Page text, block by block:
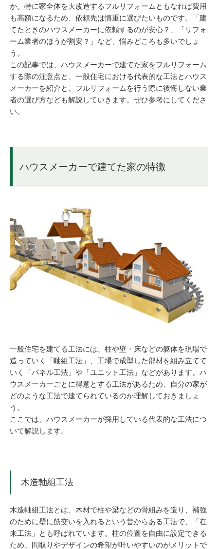
か。特に家全体を大改造するフルリフォームともなれば費用
も高額になるため、依頼先は慎重に選びたいものです。「建
てたときのハウスメーカーに依頼するのが安心？」「リフォ
ーム業者のほうが割安？」など、悩みどころも多いでしょ
う。
この記事では、ハウスメーカーで建てた家をフルリフォーム
する際の注意点と、一般住宅における代表的な工法とハウス
メーカーを紹介と、フルリフォームを行う際に後悔しない業
者の選び方なども解説していきます。ぜひ参考にしてくださ
い。
ハウスメーカーで建てた家の特徴
一般住宅を建てる工法には、柱や壁・床などの躯体を現場で
造っていく「軸組工法」、工場で成型した部材を組み立てて
いく「パネル工法」や「ユニット工法」などがあります。ハ
ウスメーカーごとに得意とする工法があるため、自分の家が
どのような工法で建てられているのか理解しておきましょ
う。
ここでは、ハウスメーカーが採用している代表的な工法につ
いて解説します。
木造軸組工法
木造軸組工法とは、木材で柱や梁などの骨組みを造り、補強
のために壁に筋交いを入れるという昔からある工法で、「在
来工法」とも呼ばれています。柱の位置を自由に設定できる
ため、間取りやデザインの希望が叶いやすいのがメリットで